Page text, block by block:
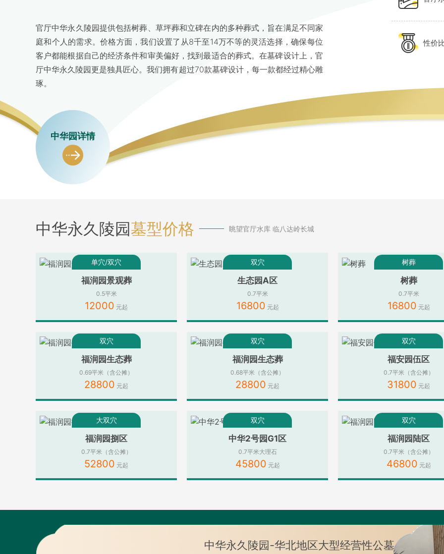
官厅中华永久陵园提供包括树葬、草坪葬和立碑在内的多种葬式，旨在满足不同家
庭和个人的需求。价格方面，我们设置了从8千至14万不等的灵活选择，确保每位
客户都能根据自己的经济条件和审美偏好，找到最适合的葬式。在墓碑设计上，官
厅中华永久陵园更是独具匠心。我们拥有超过70款墓碑设计，每一款都经过精心雕
琢。
性价
中华园详情
中华永久陵园墓型价格 眺望官厅水库 临八达岭长城
单穴/双穴
福润园景观葬
0.5平米
12000
双穴
生态园A区
0.7平米
16800
树葬
树葬
0.7平米
16800
双穴
福润园生态葬
0.69平米（含公摊）
28800
双穴
福润园生态葬
0.68平米（含公摊）
28800
双穴
福安园伍区
0.7平米（含公摊）
31800
大双穴
福润园捌区
0.7平米（含公摊）
52800
双穴
中华2号园G1区
0.7平米大理石
45800
双穴
福润园陆区
0.7平米（含公摊）
46800
中华永久陵园-华北地区大型经营性公墓